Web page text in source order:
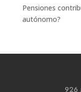
Pensiones
autónomo?
926